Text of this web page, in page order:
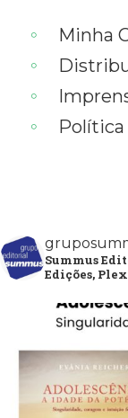
Minha
Política
Summus
Edições,